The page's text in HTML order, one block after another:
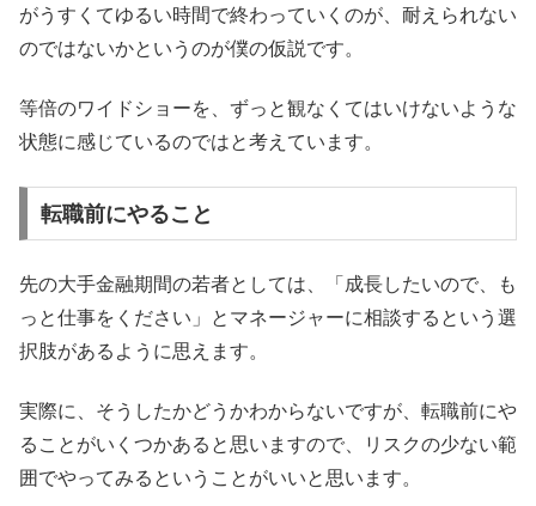
がうすくてゆるい時間で終わっていくのが、耐えられない
のではないかというのが僕の仮説です。
等倍のワイドショーを、ずっと観なくてはいけないような
状態に感じているのではと考えています。
転職前にやること
先の大手金融期間の若者としては、「成長したいので、も
っと仕事をください」とマネージャーに相談するという選
択肢があるように思えます。
実際に、そうしたかどうかわからないですが、転職前にや
ることがいくつかあると思いますので、リスクの少ない範
囲でやってみるということがいいと思います。